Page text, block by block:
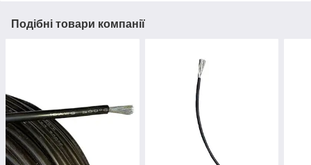
Подібні товари компанії